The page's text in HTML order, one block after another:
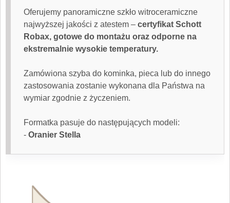
Oferujemy panoramiczne szkło witroceramiczne
najwyższej jakości z atestem – certyfikat Schott
Robax, gotowe do montażu oraz odporne na
ekstremalnie wysokie temperatury.
Zamówiona szyba do kominka, pieca lub do innego
zastosowania zostanie wykonana dla Państwa na
wymiar zgodnie z życzeniem.
Formatka pasuje do następujących modeli:
- Oranier Stella